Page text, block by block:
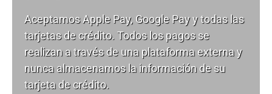
Aceptamos Apple Pay, Google Pay y todas las
tarjetas de crédito. Todos los pagos se
realizan a través de una plataforma externa y
nunca almacenamos la información de su
tarjeta de crédito.